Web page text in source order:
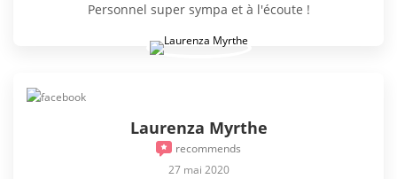
Personnel super sympa et à l'écoute !
Laurenza Myrthe
recommends
27 mai 2020